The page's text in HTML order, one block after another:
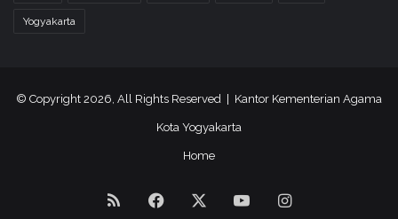
Yogyakarta
© Copyright 2026, All Rights Reserved | Kantor Kementerian Agama
Kota Yogyakarta
Home
RSS Facebook YouTubeInstagram